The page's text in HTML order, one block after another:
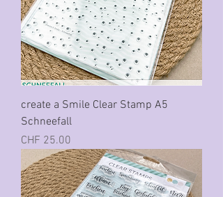
create a Smile Clear Stamp A5
Schneefall
Preis
CHF 25.00